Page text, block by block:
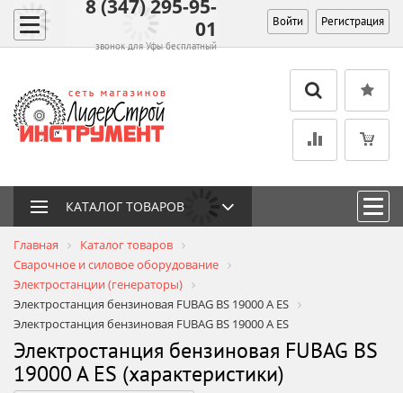
8 (347) 295-95-
01
звонок для Уфы бесплатный
Войти Регистрация
КАТАЛОГ ТОВАРОВ
Главная
Каталог товаров
Сварочное и силовое оборудование
Электростанции (генераторы)
Электростанция бензиновая FUBAG BS 19000 A ES
Электростанция бензиновая FUBAG BS 19000 A ES
Электростанция бензиновая FUBAG BS
19000 A ES (характеристики)